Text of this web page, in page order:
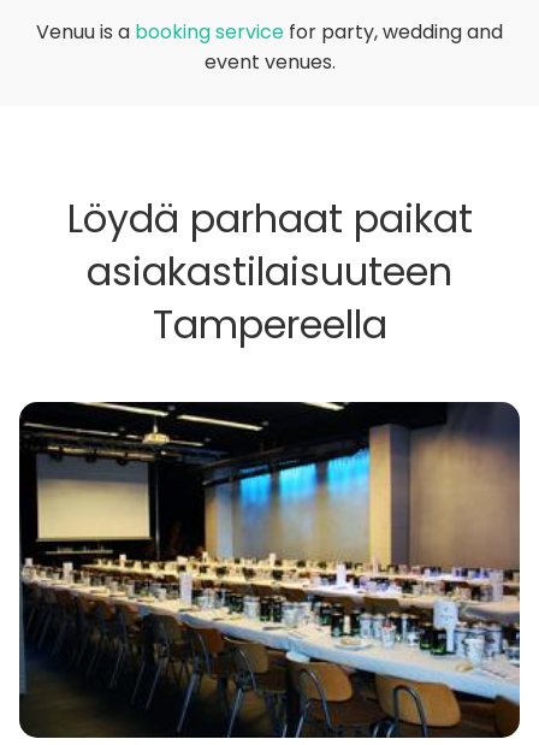
Venuu is a booking service for party, wedding and
event venues.
Löydä parhaat paikat
asiakastilaisuuteen
Tampereella